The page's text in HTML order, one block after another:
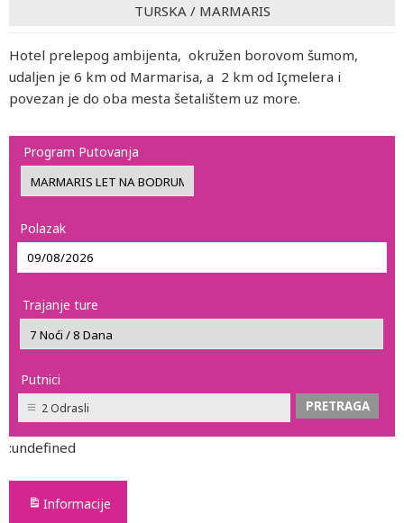
TURSKA / MARMARIS
Hotel prelepog ambijenta, okružen borovom šumom,
udaljen je 6 km od Marmarisa, a 2 km od Içmelera i
povezan je do oba mesta šetalištem uz more.
Program Putovanja
Polazak
Trajanje ture
Putnici
2 Odrasli
:undefined
Informacije